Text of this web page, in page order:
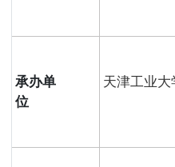
承办单
位
天津工业